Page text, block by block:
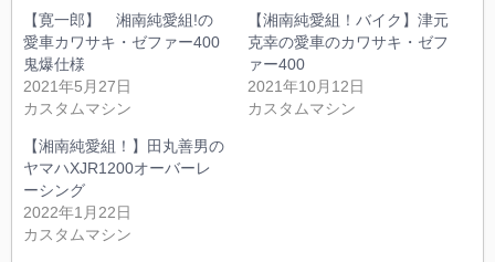
【寛一郎】 湘南純愛組!の
愛車カワサキ・ゼファー400
鬼爆仕様
2021年5月27日
カスタムマシン
【湘南純愛組！バイク】津元
克幸の愛車のカワサキ・ゼフ
ァー400
2021年10月12日
カスタムマシン
【湘南純愛組！】田丸善男の
ヤマハXJR1200オーバーレ
ーシング
2022年1月22日
カスタムマシン